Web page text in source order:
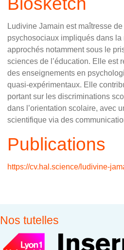
Ludivine Jamain est maîtresse
psychosociaux impliqués dans
approchés notamment sous le
sciences de l’éducation. Elle est
des enseignements en
quasi-expérimentaux. Elle
portant sur les discriminations
dans l’orientation scolaire, avec
scientifique via des
Publications
https://cv.hal.science/ludivine-
Nos tutelles